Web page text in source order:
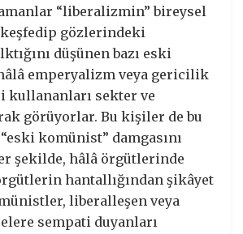
“liberalizmin” bireysel
keşfedip gözlerindeki
düşünen bazı eski
emperyalizm veya gericilik
kullananları sekter ve
görüyorlar. Bu kişiler de bu
komünist” damgasını
şekilde, hâlâ örgütlerinde
hantallığından şikâyet
liberalleşen veya
sempati duyanları